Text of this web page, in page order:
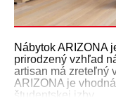
Nábytok ARIZONA
prirodzený vzhľad
artisan má zreteľný
ARIZONA je
študentskej izby.